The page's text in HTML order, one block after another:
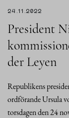
24.11.2022
President
der Leyen
Republikens
ordförande Ursula
torsdagen den 24